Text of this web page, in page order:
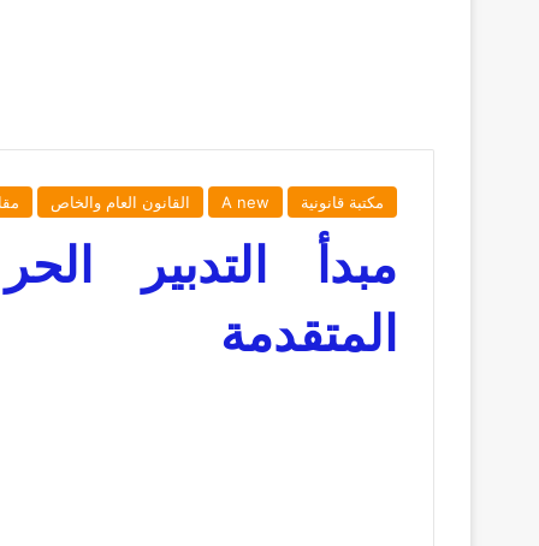
مكتبة قانونية A new القانون العام والخاص
مبدأ التدبير
المتقدمة